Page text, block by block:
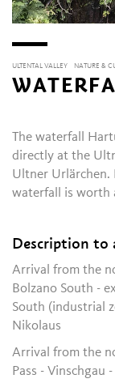
ULTENTAL VALLEY NATURE &
The waterfall
directly at the
Ultner Urlärchen.
waterfall is worth
Description to
Arrival from the
Bolzano South -
South (industrial
Nikolaus
Arrival from the
Pass -